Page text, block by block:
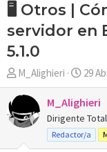
🖥️ Otros |
servidor en
5.1.0
A
u
o
r
M_Alighieri
F
e
c
h
a
d
29
M_Alighieri
Dirigente
Redactor/a